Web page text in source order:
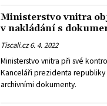
před koncem prezidentských
také řekl, že se v pondělí
soudce.
Ministerstvo vnitra
v nakládání s
Tiscali.cz 6. 4. 2022
Ministerstvo vnitra při své
Kanceláři prezidenta republiky
archivními dokumenty.